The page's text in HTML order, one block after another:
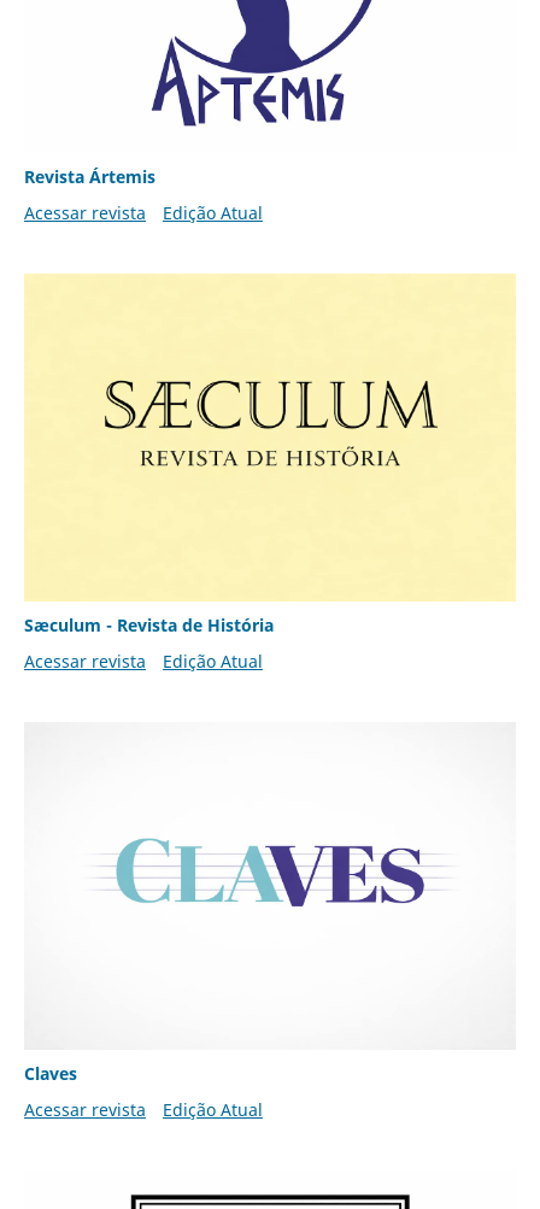
Revista Ártemis
Acessar revista
Edição Atual
Sæculum - Revista de História
Acessar revista
Edição Atual
Claves
Acessar revista
Edição Atual